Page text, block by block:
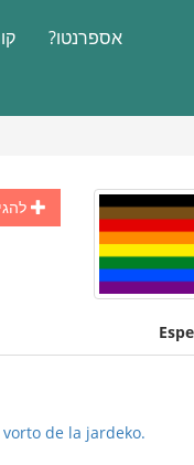
אספרנטו?
de la jardeko.